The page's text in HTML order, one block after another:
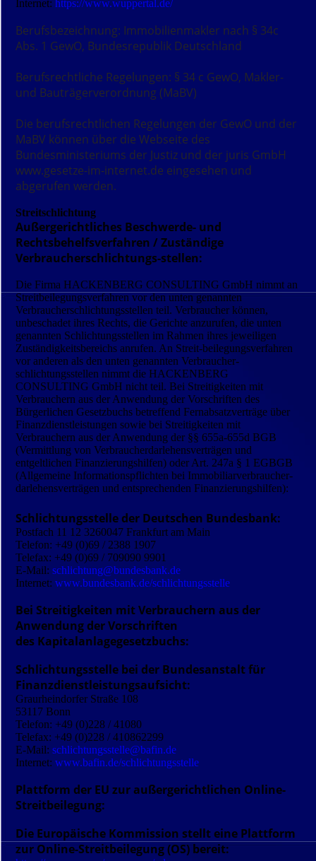
Internet:https://www.wuppertal.de/
Berufsbezeichnung: Immobilienmakler nach § 34c
Abs. 1 GewO, Bundesrepublik Deutschland
Berufsrechtliche Regelungen: § 34 c GewO, Makler-
und Bauträgerverordnung (MaBV)
Die berufsrechtlichen Regelungen der GewO und der
MaBV können über die Webseite des
Bundesministeriums der Justiz und der juris GmbH
www.gesetze-im-internet.de eingesehen und
abgerufen werden.
Streitschlichtung
Außergerichtliches Beschwerde- und
Rechtsbehelfsverfahren / Zuständige
Verbraucherschlichtungs-stellen:
Die Firma HACKENBERG CONSULTING GmbH nimmt an
Streitbeilegungs­verfahren vor den unten genannten
Verbraucher­schlichtungsstellen teil. Verbraucher können,
unbeschadet ihres Rechts, die Gerichte anzurufen, die unten
genannten Schlichtungs­stellen im Rahmen ihres jeweiligen
Zuständigkeitsbereichs anrufen. An Streit-beilegungsverfahren
vor anderen als den unten genannten Verbraucher­
schlichtungsstellen nimmt die HACKENBERG
CONSULTING GmbH nicht teil. Bei Streitigkeiten mit
Verbrauchern aus der Anwendung der Vorschriften des
Bürgerlichen Gesetzbuchs betreffend Fern­absatzverträge über
Finanzdienst­leistungen sowie bei Streitigkeiten mit
Verbrauchern aus der Anwendung der §§ 655a-655d BGB
(Vermittlung von Verbraucher­darlehensverträgen und
entgeltlichen Finanzierungshilfen) oder Art. 247a § 1 EGBGB
(Allgemeine Informations­pflichten bei Immobiliar­verbraucher­
darlehens­verträgen und ent­sprechenden Finanzierungshilfen):
Schlichtungsstelle der Deutschen Bundesbank:
Postfach 11 12 3260047 Frankfurt am Main
Telefon: +49 (0)69 / 2388 1907
Telefax: +49 (0)69 / 709090 9901
E-Mail:schlichtung@bundesbank.de
Internet:www.bundesbank.de/schlichtungsstelle
Bei Streitigkeiten mit Verbrauchern aus der
Anwendung der Vorschriften
des Kapitalanlagegesetzbuchs:
Schlichtungsstelle bei der Bundesanstalt für
Finanzdienst­leistungsaufsicht:
Graurheindorfer Straße 108
53117 Bonn
Telefon: +49 (0)228 / 41080
Telefax: +49 (0)228 / 410862299
E-Mail:schlichtungsstelle@bafin.de
Internet:www.bafin.de/schlichtungsstelle
Plattform der EU zur außergerichtlichen Online-
Streitbeilegung:
Die Europäische Kommission stellt eine Plattform
zur Online-Streitbeilegung (OS) bereit: